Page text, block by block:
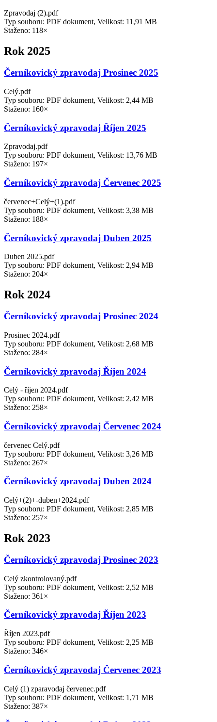
Zpravodaj (2).pdf
Typ souboru: PDF dokument, Velikost: 11,91 MB
Staženo: 118×
Rok 2025
Černíkovický zpravodaj Prosinec 2025
Celý.pdf
Typ souboru: PDF dokument, Velikost: 2,44 MB
Staženo: 160×
Černíkovický zpravodaj Říjen 2025
Zpravodaj.pdf
Typ souboru: PDF dokument, Velikost: 13,76 MB
Staženo: 197×
Černíkovický zpravodaj Červenec 2025
červenec+Celý+(1).pdf
Typ souboru: PDF dokument, Velikost: 3,38 MB
Staženo: 188×
Černíkovický zpravodaj Duben 2025
Duben 2025.pdf
Typ souboru: PDF dokument, Velikost: 2,94 MB
Staženo: 204×
Rok 2024
Černíkovický zpravodaj Prosinec 2024
Prosinec 2024.pdf
Typ souboru: PDF dokument, Velikost: 2,68 MB
Staženo: 284×
Černíkovický zpravodaj Říjen 2024
Celý - říjen 2024.pdf
Typ souboru: PDF dokument, Velikost: 2,42 MB
Staženo: 258×
Černíkovický zpravodaj Červenec 2024
červenec Celý.pdf
Typ souboru: PDF dokument, Velikost: 3,26 MB
Staženo: 267×
Černíkovický zpravodaj Duben 2024
Celý+(2)+-duben+2024.pdf
Typ souboru: PDF dokument, Velikost: 2,85 MB
Staženo: 257×
Rok 2023
Černíkovický zpravodaj Prosinec 2023
Celý zkontrolovaný.pdf
Typ souboru: PDF dokument, Velikost: 2,52 MB
Staženo: 361×
Černíkovický zpravodaj Říjen 2023
Říjen 2023.pdf
Typ souboru: PDF dokument, Velikost: 2,25 MB
Staženo: 346×
Černíkovický zpravodaj Červenec 2023
Celý (1) zparavodaj červenec.pdf
Typ souboru: PDF dokument, Velikost: 1,71 MB
Staženo: 387×